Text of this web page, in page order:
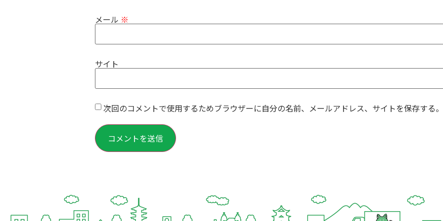
メール ※
サイト
次回のコメントで使用するためブラウザーに自分の名前、メールアドレス、サイトを保存する。